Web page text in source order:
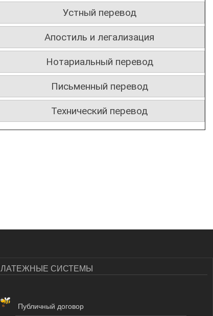
Устный перевод
Апостиль и легализация
Нотариальный перевод
Письменный перевод
Технический перевод
СИСТЕМЫ
Публичный договор